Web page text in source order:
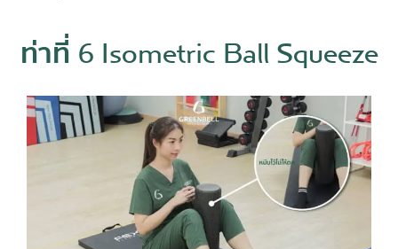
ท่าที่ 6 Isometric Ball Squeeze